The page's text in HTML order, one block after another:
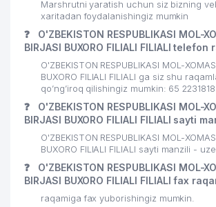
Marshrutni yaratish uchun siz bizning
xaritadan foydalanishingiz mumkin
❓
O'ZBEKISTON RESPUBLIKASI MOL-
BIRJASI BUXORO FILIALI FILIALI telefon
O'ZBEKISTON RESPUBLIKASI MOL-
BUXORO FILIALI FILIALI ga siz shu
qo’ng’iroq qilishingiz mumkin: 65 2231818
❓
O'ZBEKISTON RESPUBLIKASI MOL-
BIRJASI BUXORO FILIALI FILIALI sayti
O'ZBEKISTON RESPUBLIKASI MOL-
BUXORO FILIALI FILIALI sayti manzili -
❓
O'ZBEKISTON RESPUBLIKASI MOL-
BIRJASI BUXORO FILIALI FILIALI fax
raqamiga fax yuborishingiz mumkin.